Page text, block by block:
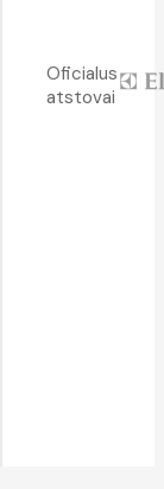
Oficialus
atstovai